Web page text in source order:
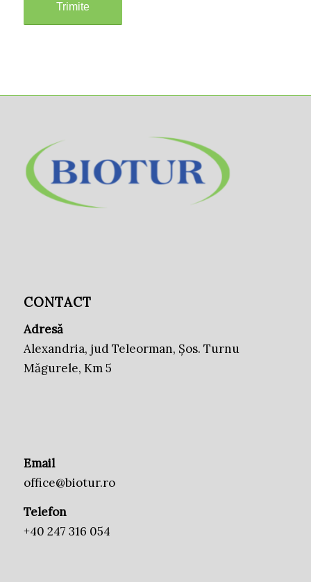
CONTACT
Adresă
Alexandria, jud Teleorman, Șos. Turnu
Măgurele, Km 5
Email
office@biotur.ro
Telefon
+40 247 316 054